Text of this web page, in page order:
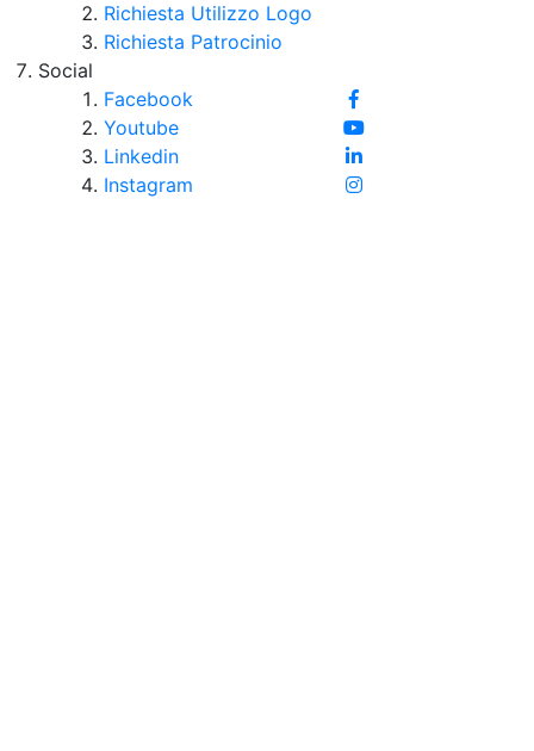
Richiesta Utilizzo Logo
Richiesta Patrocinio
Social
Facebook
Youtube
Linkedin
Instagram